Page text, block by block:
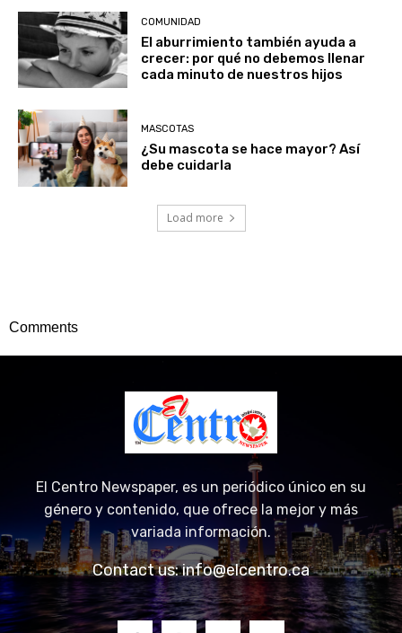
COMUNIDAD
El aburrimiento también ayuda a
crecer: por qué no debemos llenar
cada minuto de nuestros hijos
MASCOTAS
¿Su mascota se hace mayor? Así
debe cuidarla
Load more
Comments
El Centro Newspaper, es un periódico único en su
género y contenido, que ofrece la mejor y más
variada información.
Contact us:info@elcentro.ca